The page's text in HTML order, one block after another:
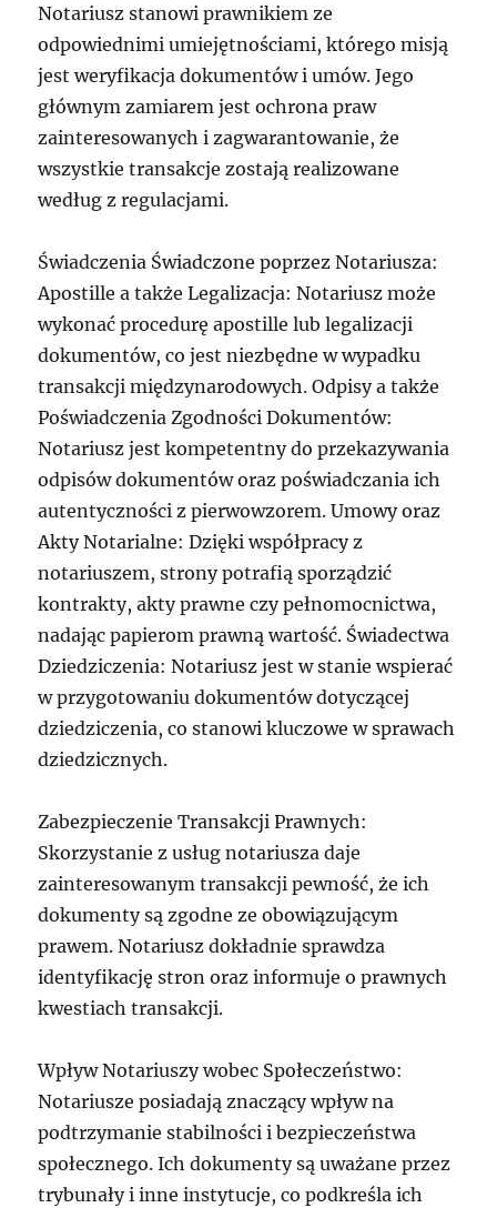
Notariusz stanowi prawnikiem ze
odpowiednimi umiejętnościami, którego misją
jest weryfikacja dokumentów i umów. Jego
głównym zamiarem jest ochrona praw
zainteresowanych i zagwarantowanie, że
wszystkie transakcje zostają realizowane
według z regulacjami.
Świadczenia Świadczone poprzez Notariusza:
Apostille a także Legalizacja: Notariusz może
wykonać procedurę apostille lub legalizacji
dokumentów, co jest niezbędne w wypadku
transakcji międzynarodowych. Odpisy a także
Poświadczenia Zgodności Dokumentów:
Notariusz jest kompetentny do przekazywania
odpisów dokumentów oraz poświadczania ich
autentyczności z pierwowzorem. Umowy oraz
Akty Notarialne: Dzięki współpracy z
notariuszem, strony potrafią sporządzić
kontrakty, akty prawne czy pełnomocnictwa,
nadając papierom prawną wartość. Świadectwa
Dziedziczenia: Notariusz jest w stanie wspierać
w przygotowaniu dokumentów dotyczącej
dziedziczenia, co stanowi kluczowe w sprawach
dziedzicznych.
Zabezpieczenie Transakcji Prawnych:
Skorzystanie z usług notariusza daje
zainteresowanym transakcji pewność, że ich
dokumenty są zgodne ze obowiązującym
prawem. Notariusz dokładnie sprawdza
identyfikację stron oraz informuje o prawnych
kwestiach transakcji.
Wpływ Notariuszy wobec Społeczeństwo:
Notariusze posiadają znaczący wpływ na
podtrzymanie stabilności i bezpieczeństwa
społecznego. Ich dokumenty są uważane przez
trybunały i inne instytucje, co podkreśla ich